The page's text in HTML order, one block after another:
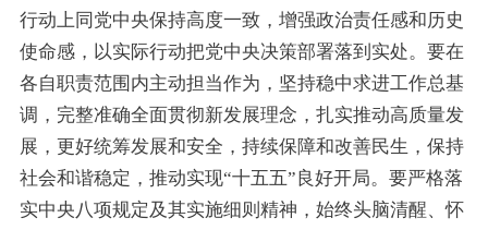
行动上同党中央保持高度一致，增强政治责任感和历史
使命感，以实际行动把党中央决策部署落到实处。要在
各自职责范围内主动担当作为，坚持稳中求进工作总基
调，完整准确全面贯彻新发展理念，扎实推动高质量发
展，更好统筹发展和安全，持续保障和改善民生，保持
社会和谐稳定，推动实现“十五五”良好开局。要严格落
实中央八项规定及其实施细则精神，始终头脑清醒、怀